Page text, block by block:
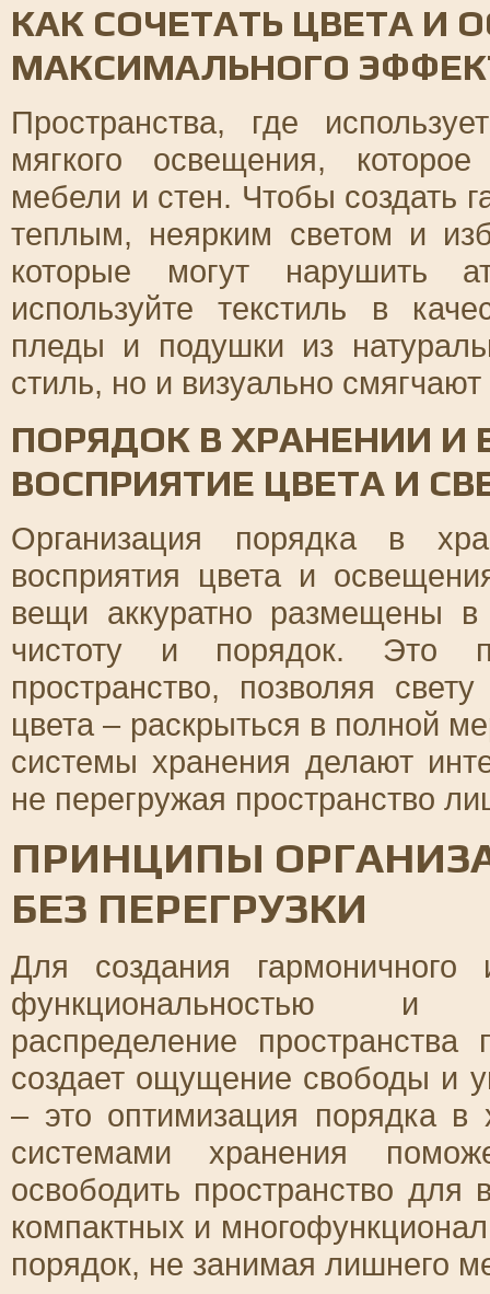
КАК СОЧЕТАТЬ ЦВЕТА И
МАКСИМАЛЬНОГО
Пространства, где
мягкого освещения,
мебели и стен. Чтобы создать
теплым, неярким светом и
которые могут нарушить
используйте текстиль в
пледы и подушки из
стиль, но и визуально
ПОРЯДОК В ХРАНЕНИИ И
ВОСПРИЯТИЕ ЦВЕТА И
Организация порядка в
восприятия цвета и
вещи аккуратно размещены
чистоту и порядок. Это
пространство, позволяя
цвета – раскрыться в полной
системы хранения делают
не перегружая пространство
ПРИНЦИПЫ
БЕЗ ПЕРЕГРУЗКИ
Для создания
функциональностью и
распределение пространства
создает ощущение свободы и
– это оптимизация порядка
системами хранения
освободить пространство
компактных и
порядок, не занимая лишнего